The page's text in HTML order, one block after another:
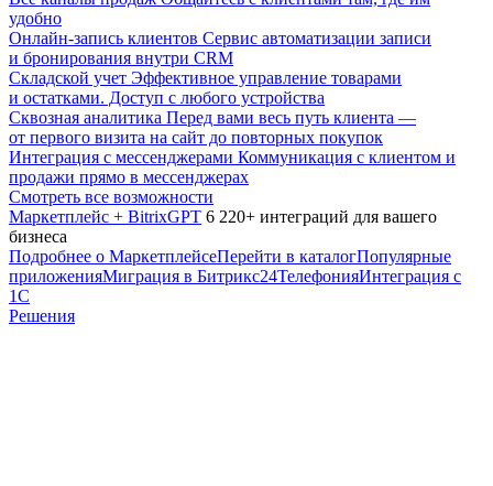
удобно
Онлайн-запись клиентов Сервис автоматизации записи
и бронирования внутри CRM
Складской учет Эффективное управление товарами
и остатками. Доступ с любого устройства
Сквозная аналитика Перед вами весь путь клиента —
от первого визита на сайт до повторных покупок
Интеграция с мессенджерами Коммуникация с клиентом и
продажи прямо в мессенджерах
Смотреть все возможности
Маркетплейс + BitrixGPT 6 220+ интеграций для вашего
бизнеса
Подробнее о МаркетплейсеПерейти в каталогПопулярные
приложенияМиграция в Битрикс24ТелефонияИнтеграция с
1С
Решения